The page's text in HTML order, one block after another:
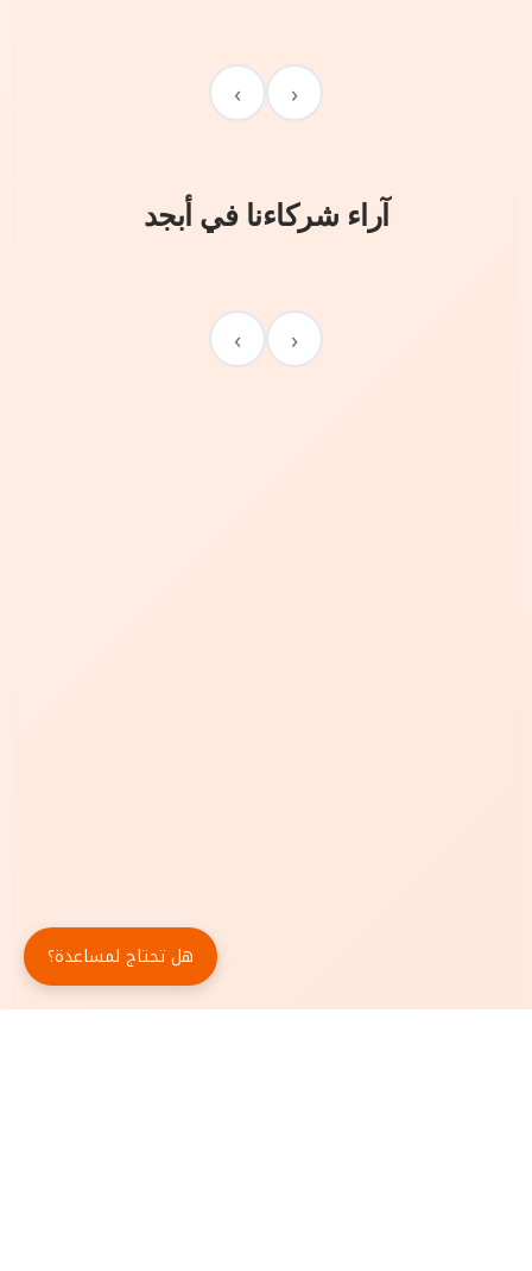
‹
›
آراء شركاءنا في أبجد
‹
›
هل تحتاج لمساعدة؟